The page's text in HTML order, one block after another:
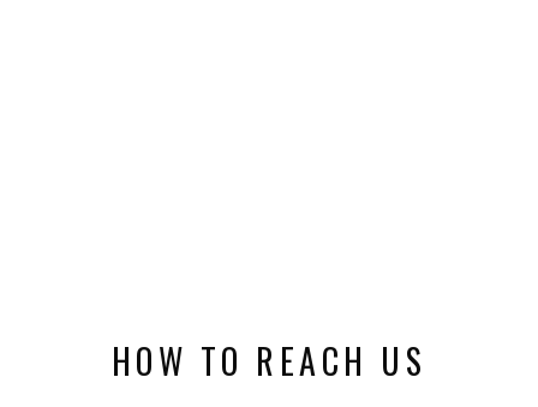
HOW TO REACH US